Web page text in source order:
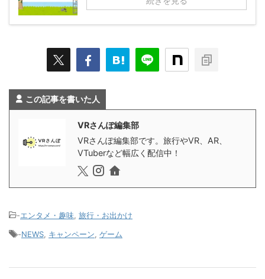
この記事を書いた人
VRさんぽ編集部
VRさんぽ編集部です。旅行やVR、AR、
VTuberなど幅広く配信中！
-エンタメ・趣味 旅行・お出かけ
-NEWS キャンペーン ゲーム